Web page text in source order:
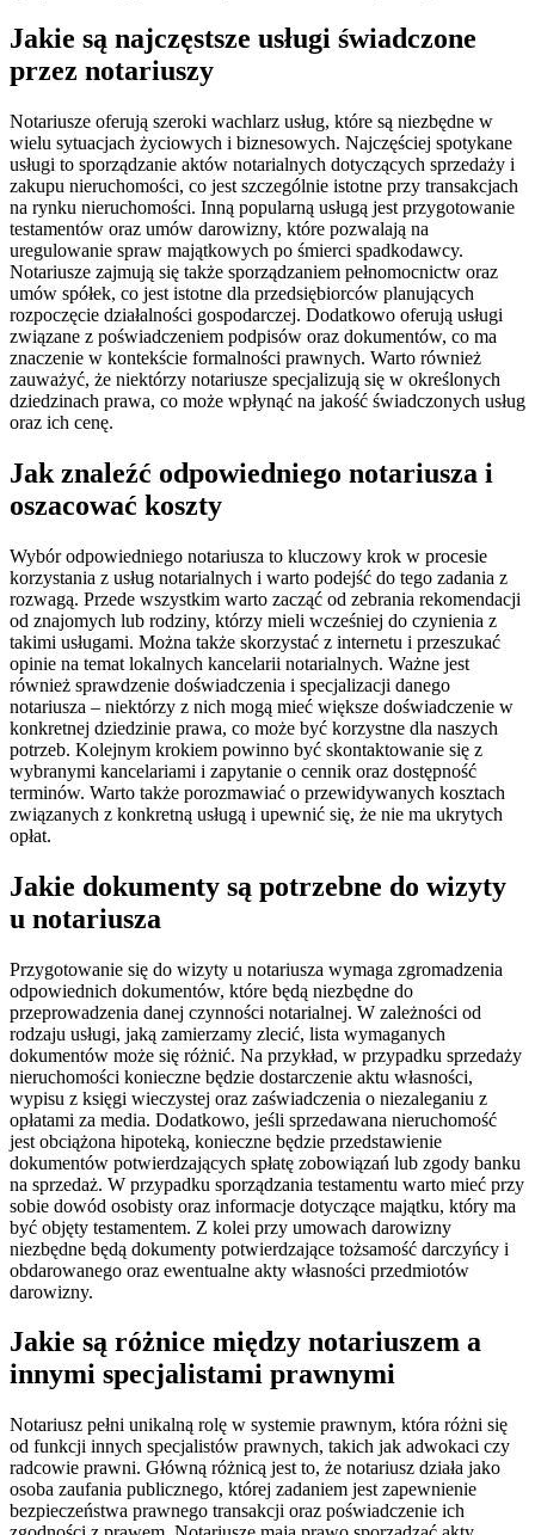
Jakie są najczęstsze usługi świadczone
przez notariuszy
Notariusze oferują szeroki wachlarz usług, które są niezbędne w
wielu sytuacjach życiowych i biznesowych. Najczęściej spotykane
usługi to sporządzanie aktów notarialnych dotyczących sprzedaży i
zakupu nieruchomości, co jest szczególnie istotne przy transakcjach
na rynku nieruchomości. Inną popularną usługą jest przygotowanie
testamentów oraz umów darowizny, które pozwalają na
uregulowanie spraw majątkowych po śmierci spadkodawcy.
Notariusze zajmują się także sporządzaniem pełnomocnictw oraz
umów spółek, co jest istotne dla przedsiębiorców planujących
rozpoczęcie działalności gospodarczej. Dodatkowo oferują usługi
związane z poświadczeniem podpisów oraz dokumentów, co ma
znaczenie w kontekście formalności prawnych. Warto również
zauważyć, że niektórzy notariusze specjalizują się w określonych
dziedzinach prawa, co może wpłynąć na jakość świadczonych usług
oraz ich cenę.
Jak znaleźć odpowiedniego notariusza i
oszacować koszty
Wybór odpowiedniego notariusza to kluczowy krok w procesie
korzystania z usług notarialnych i warto podejść do tego zadania z
rozwagą. Przede wszystkim warto zacząć od zebrania rekomendacji
od znajomych lub rodziny, którzy mieli wcześniej do czynienia z
takimi usługami. Można także skorzystać z internetu i przeszukać
opinie na temat lokalnych kancelarii notarialnych. Ważne jest
również sprawdzenie doświadczenia i specjalizacji danego
notariusza – niektórzy z nich mogą mieć większe doświadczenie w
konkretnej dziedzinie prawa, co może być korzystne dla naszych
potrzeb. Kolejnym krokiem powinno być skontaktowanie się z
wybranymi kancelariami i zapytanie o cennik oraz dostępność
terminów. Warto także porozmawiać o przewidywanych kosztach
związanych z konkretną usługą i upewnić się, że nie ma ukrytych
opłat.
Jakie dokumenty są potrzebne do wizyty
u notariusza
Przygotowanie się do wizyty u notariusza wymaga zgromadzenia
odpowiednich dokumentów, które będą niezbędne do
przeprowadzenia danej czynności notarialnej. W zależności od
rodzaju usługi, jaką zamierzamy zlecić, lista wymaganych
dokumentów może się różnić. Na przykład, w przypadku sprzedaży
nieruchomości konieczne będzie dostarczenie aktu własności,
wypisu z księgi wieczystej oraz zaświadczenia o niezaleganiu z
opłatami za media. Dodatkowo, jeśli sprzedawana nieruchomość
jest obciążona hipoteką, konieczne będzie przedstawienie
dokumentów potwierdzających spłatę zobowiązań lub zgody banku
na sprzedaż. W przypadku sporządzania testamentu warto mieć przy
sobie dowód osobisty oraz informacje dotyczące majątku, który ma
być objęty testamentem. Z kolei przy umowach darowizny
niezbędne będą dokumenty potwierdzające tożsamość darczyńcy i
obdarowanego oraz ewentualne akty własności przedmiotów
darowizny.
Jakie są różnice między notariuszem a
innymi specjalistami prawnymi
Notariusz pełni unikalną rolę w systemie prawnym, która różni się
od funkcji innych specjalistów prawnych, takich jak adwokaci czy
radcowie prawni. Główną różnicą jest to, że notariusz działa jako
osoba zaufania publicznego, której zadaniem jest zapewnienie
bezpieczeństwa prawnego transakcji oraz poświadczenie ich